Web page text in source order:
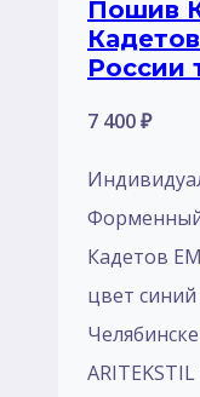
Пошив
России
7 400₽
Кадетов
цвет